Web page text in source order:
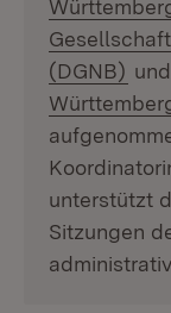
(DGNB) und
unterstützt
Sitzungen
administrativ.